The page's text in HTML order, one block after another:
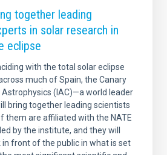
together leading
in solar research in
eclipse
with the total solar eclipse
much of Spain, the Canary
Astrophysics (IAC)—a world leader
bring together leading scientists
them are affiliated with the NATE
by the institute, and they will
front of the public in what is set